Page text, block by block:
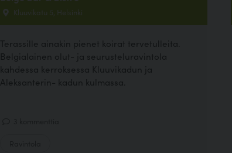
Kluuvikatu 5, Helsinki
Terassille ainakin pienet koirat tervetulleita.
Belgialainen olut- ja seurusteluravintola
kahdessa kerroksessa Kluuvikadun ja
Aleksanterin- kadun kulmassa.